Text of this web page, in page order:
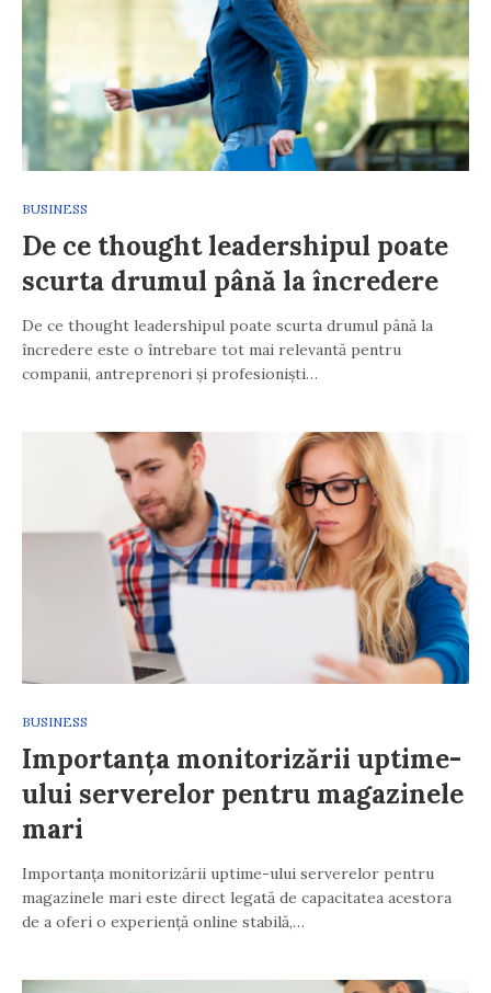
BUSINESS
De ce thought leadershipul poate
scurta drumul până la încredere
De ce thought leadershipul poate scurta drumul până la
încredere este o întrebare tot mai relevantă pentru
companii, antreprenori și profesioniști…
BUSINESS
Importanța monitorizării uptime-
ului serverelor pentru magazinele
mari
Importanța monitorizării uptime-ului serverelor pentru
magazinele mari este direct legată de capacitatea acestora
de a oferi o experiență online stabilă,…